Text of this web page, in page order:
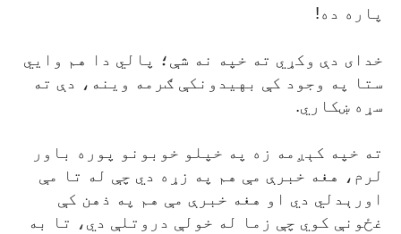
پاره ده!
خدای دې وکړي ته خپه نه شې؛ پالي دا هم وايي
ستا په وجود کې بهيدونکې ګرمه وينه، دې ته
سړه ښکاري.
ته خپه کېږمه زه په خپلو خوبونو پوره باور
لرم، هغه خبرې مې هم په زړه دي چې له تا مې
اورېدلي دي او هغه خبرې مې هم په ذهن کې
غځونې کوي چې زما له خولې دروتلې دي، تا به